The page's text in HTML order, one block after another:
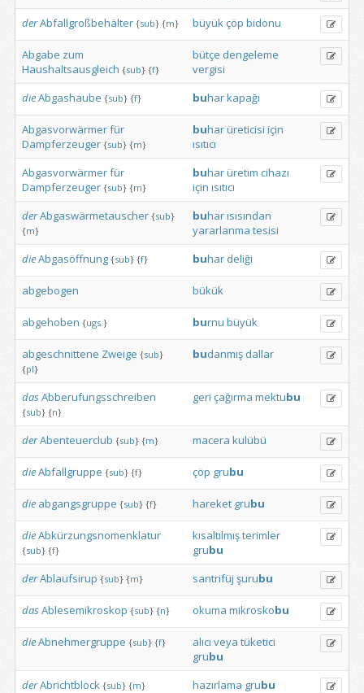
derAbfallgroßbehälter {sub} {m} büyük çöp bidonu
Abgabe zum
Haushaltsausgleich {sub} {f}
bütçe dengeleme
vergisi
dieAbgashaube {sub} {f} buharkapağı
Abgasvorwärmerfür
Dampferzeuger {sub} {m}
buharüreticisi için
ısıtıcı
Abgasvorwärmerfür
Dampferzeuger {sub} {m}
buharüretim cihazı
için ısıtıcı
derAbgaswärmetauscher {sub}
{m}
buharısısından
yararlanma tesisi
dieAbgasöffnung {sub} {f} buhar deliği
abgebogen bükük
abgehoben {ugs.} burnu büyük
abgeschnittene Zweige {sub}
{pl}
budanmış dallar
dasAbberufungsschreiben
{sub} {n}
geri çağırma mektubu
derAbenteuerclub {sub} {m} macera kulübü
dieAbfallgruppe {sub} {f} çöp grubu
die abgangsgruppe {sub} {f} hareket grubu
dieAbkürzungsnomenklatur
{sub} {f}
kısaltılmışterimler
grubu
derAblaufsirup {sub} {m} santrifüj şurubu
dasAblesemikroskop {sub} {n} okuma mikroskobu
dieAbnehmergruppe {sub} {f} alıcı veya tüketici
grubu
derAbrichtblock {sub} {m} hazırlama grubu